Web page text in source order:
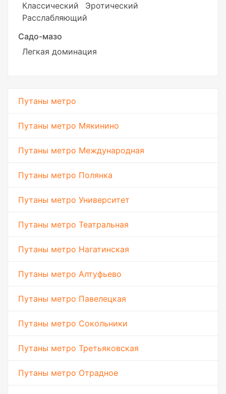
Классический
Эротический
Расслабляющий
Садо-мазо
Легкая доминация
Путаны метро
Путаны метро Мякинино
Путаны метро Международная
Путаны метро Полянка
Путаны метро Университет
Путаны метро Театральная
Путаны метро Нагатинская
Путаны метро Алтуфьево
Путаны метро Павелецкая
Путаны метро Сокольники
Путаны метро Третьяковская
Путаны метро Отрадное